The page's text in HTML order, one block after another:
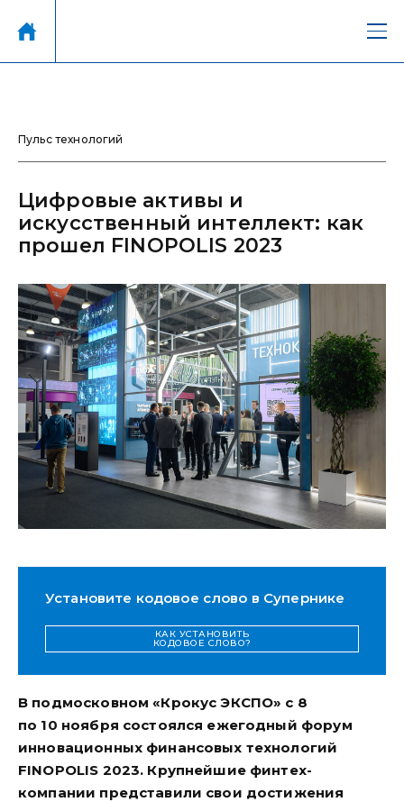
Пульс технологий
Цифровые активы и
искусственный интеллект: как
прошел FINOPOLIS 2023
Установите кодовое слово в Супернике
КАК УСТАНОВИТЬ
КОДОВОЕ СЛОВО?
В подмосковном «Крокус ЭКСПО» с 8
по 10 ноября состоялся ежегодный форум
инновационных финансовых технологий
FINOPOLIS 2023. Крупнейшие финтех-
компании представили свои достижения